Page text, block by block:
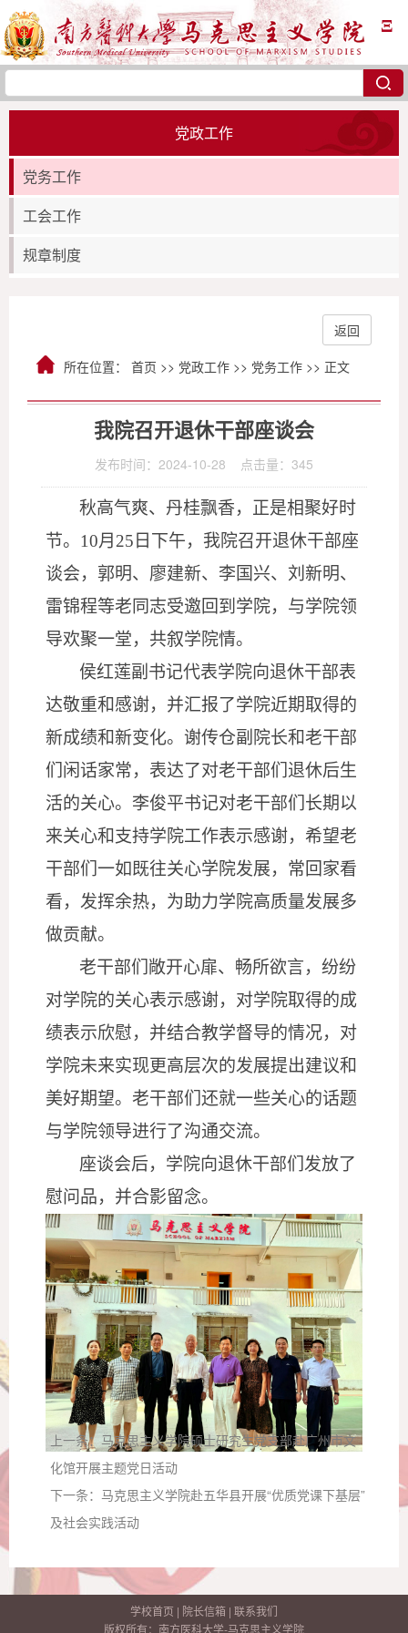
Ξ
党政工作
党务工作
工会工作
规章制度
所在位置： 首页 >> 党政工作 >> 党务工作 >> 正文
返回
我院召开退休干部座谈会
发布时间：2024-10-28 点击量： 345
秋高气爽、丹桂飘香，正是相聚好时
节。 10月25日下午，我院召开退休干部座
谈会，郭明、廖建新、李国兴、刘新明、
雷锦程等老同志受邀回到学院，与学院领
导欢聚一堂，共叙学院情。
侯红莲副书记代表学院向退休干部表
达敬重和感谢，并汇报了学院近期取得的
新成绩和新变化。谢传仓副院长和老干部
们闲话家常，表达了对老干部们退休后生
活的关心。李俊平书记对老干部们长期以
来关心和支持学院工作表示感谢，希望老
干部们一如既往关心学院发展，常回家看
看，发挥余热，为助力学院高质量发展多
做贡献。
老干部们敞开心扉、畅所欲言，纷纷
对学院的关心表示感谢，对学院取得的成
绩表示欣慰，并结合教学督导的情况，对
学院未来实现更高层次的发展提出建议和
美好期望。老干部们还就一些关心的话题
与学院领导进行了沟通交流。
座谈会后，学院向退休干部们发放了
慰问品，并合影留念。
上一条： 马克思主义学院硕士研究生党支部赴广州市文
化馆开展主题党日活动
下一条： 马克思主义学院赴五华县开展“优质党课下基层”
及社会实践活动
学校首页 | 院长信箱 | 联系我们
版权所有：南方医科大学-马克思主义学院